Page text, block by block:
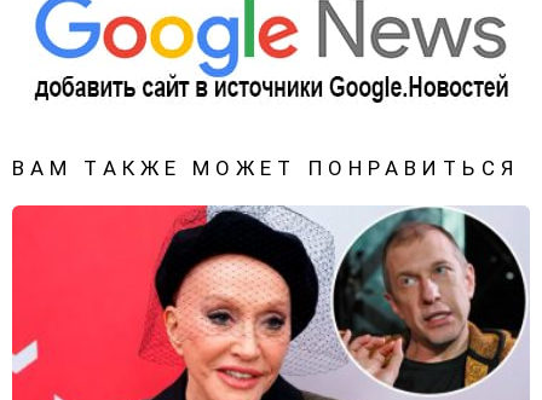
ВАМ ТАКЖЕ МОЖЕТ ПОНРАВИТЬСЯ